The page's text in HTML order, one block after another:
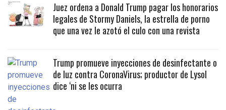
Juez ordena a Donald Trump pagar los honorarios
legales de Stormy Daniels, la estrella de porno
que una vez le azotó el culo con una revista
Trump promueve inyecciones de desinfectante o
de luz contra CoronaVirus; productor de Lysol
dice ‘ni se les ocurra